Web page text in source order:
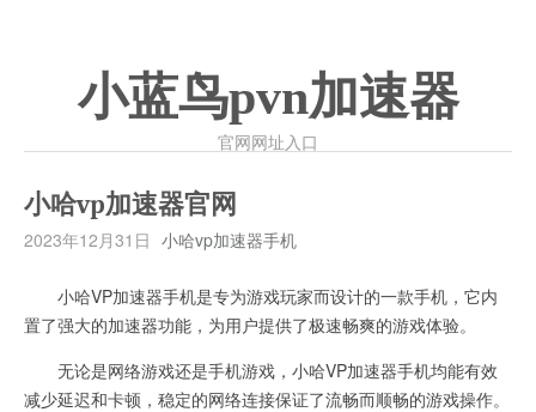
小蓝鸟pvn加速器
官网网址入口
小哈vp加速器官网
2023年12月31日 小哈vp加速器手机
小哈VP加速器手机是专为游戏玩家而设计的一款手机，它内
置了强大的加速器功能，为用户提供了极速畅爽的游戏体验。
无论是网络游戏还是手机游戏，小哈VP加速器手机均能有效
减少延迟和卡顿，稳定的网络连接保证了流畅而顺畅的游戏操作。